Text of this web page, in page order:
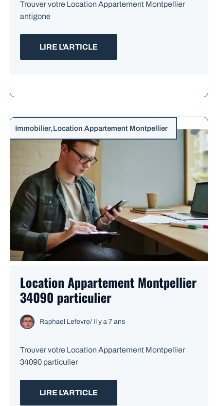
Trouver votre Location Appartement Montpellier
antigone
LIRE L'ARTICLE
Immobilier,Location Appartement Montpellier
Location Appartement Montpellier
34090 particulier
Raphael Lefevre/ Il y a 7 ans
Trouver votre Location Appartement Montpellier
34090 particulier
LIRE L'ARTICLE